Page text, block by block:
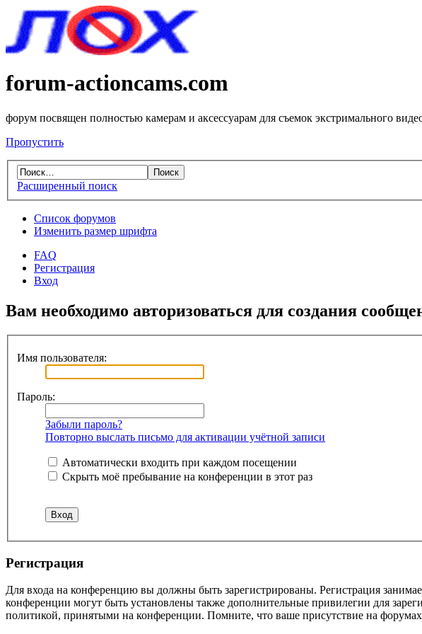
forum-actioncams.com
форум посвящен полностью камерам и аксессуарам для съемок экстримального
Пропустить
Расширенный поиск
Список форумов
Изменить размер шрифта
FAQ
Регистрация
Вход
Вам необходимо авторизоваться для создания
Имя пользователя:
Пароль:
Забыли пароль?
Повторно выслать письмо для активации учётной записи
Автоматически входить при каждом посещении
Скрыть моё пребывание на конференции в этот раз
Регистрация
Для входа на конференцию вы должны быть зарегистрированы. Регистрация
конференции могут быть установлены также дополнительные привилегии для
политикой, принятыми на конференции. Помните, что ваше присутствие на форумах